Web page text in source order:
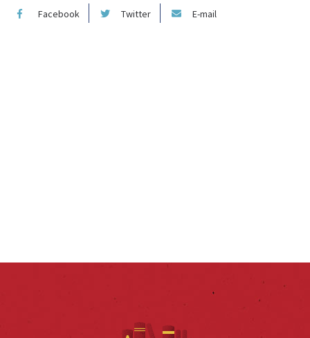
Facebook Twitter E-mail